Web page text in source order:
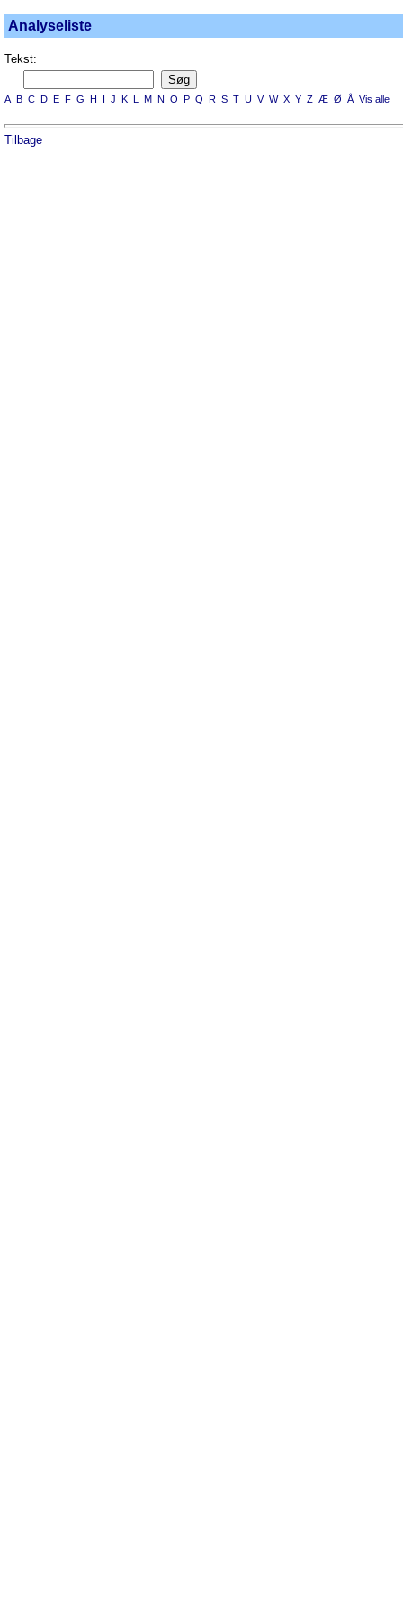
Analyseliste
Tekst:
A B C D E F G H I J K L M N O P Q R S T U V W X Y Z Æ Ø Å Vis alle
Tilbage